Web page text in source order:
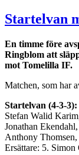
Startelvan
En timme före
Ringblom att
mot Tomelilla IF.
Matchen, som har
Startelvan (4-3-3):
Stefan Walid
Jonathan
Anthony
Ersättare: 5.